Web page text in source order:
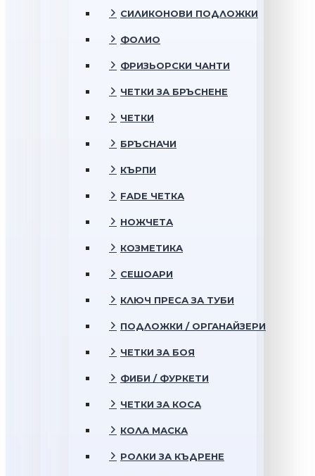
СИЛИКОНОВИ ПОДЛОЖКИ
ФОЛИО
ФРИЗЬОРСКИ ЧАНТИ
ЧЕТКИ ЗА БРЪСНЕНЕ
ЧЕТКИ
БРЪСНАЧИ
КЪРПИ
FADE ЧЕТКА
НОЖЧЕТА
КОЗМЕТИКА
СЕШОАРИ
КЛЮЧ ПРЕСА ЗА ТУБИ
ПОДЛОЖКИ / ОРГАНАЙЗЕРИ
ЧЕТКИ ЗА БОЯ
ФИБИ / ФУРКЕТИ
ЧЕТКИ ЗА КОСА
КОЛА МАСКА
РОЛКИ ЗА КЪДРЕНЕ